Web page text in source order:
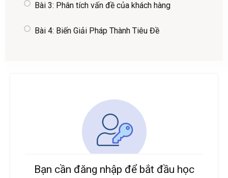
Bạn cần đăng nhập để bắt đầu học
Bài 3: Phân tích vấn đề của khách hàng
Bài 4: Biến Giải Pháp Thành Tiêu Đề